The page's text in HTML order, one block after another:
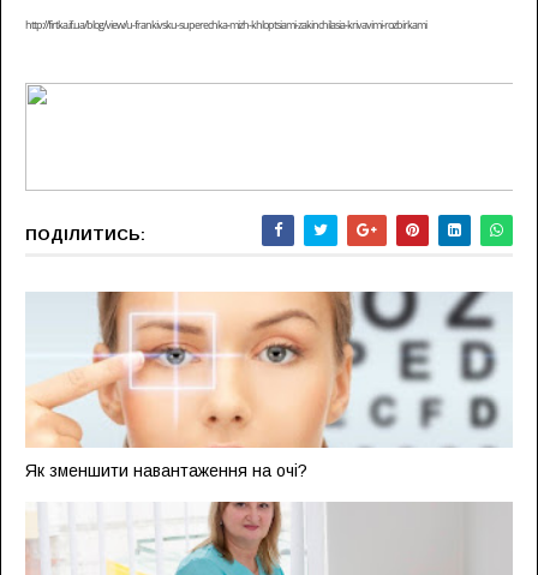
http://firtka.if.ua/blog/view/u-frankivsku-superechka-mizh-khloptsiami-zakinchilasia-krivavimi-rozbirkami
ПОДІЛИТИСЬ:
Як зменшити навантаження на очі?